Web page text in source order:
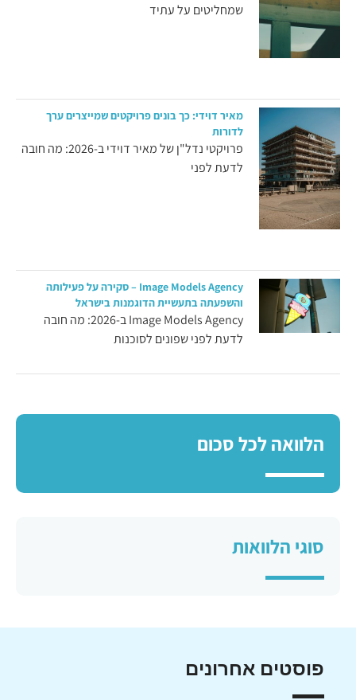
שמחליטים על עתיד
מאיר דוידי: כך בונים פרויקטים שמייצרים ערך
לדורות
פרויקטי נדל"ן של מאיר דוידי ב-2026: מה חובה
לדעת לפני
Image Models Agency – סקירה על פעילותה
והשפעתה בתעשיית הדוגמנות בישראל
Image Models Agency ב-2026: מה חובה
לדעת לפני שפונים לסוכנות
הלוואה לכל סכום
סוגי הלוואות
פוסטים אחרונים